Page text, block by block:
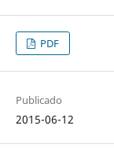
PDF
Publicado
2015-06-12